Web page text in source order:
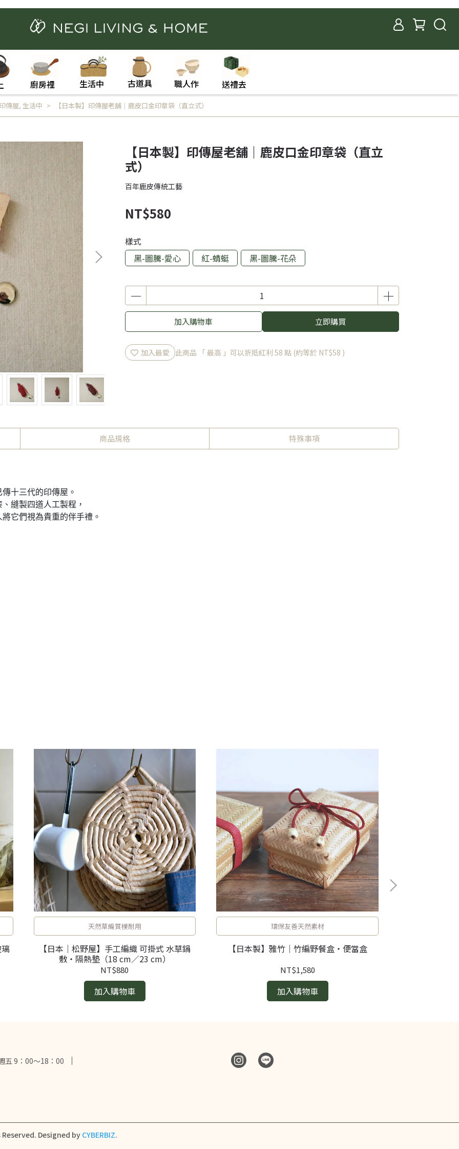
廚房裡 生活中 古道具 職人作 送禮去
傳屋, 生活中 【日本製】印傳屋老舖｜鹿皮口金印章袋（直立式）
【日本製】印傳屋老舖｜鹿皮口金印章袋（直立
式）
百年鹿皮傳統工藝
NT$580
樣式
黑-圖騰-愛心
紅-蜻蜓 黑-圖騰-花朵
加入購物車 立即購買
加入最愛 此商品 「 最高 」可以折抵紅利 58 點 (約等於 NT$58 )
商品規格 特殊事項
十三代的印傳屋。
縫製四道人工製程，
它們視為貴重的伴手禮。
天然草編質樸耐用
【日本｜松野屋】手工編織 可掛式 水草鍋
敷・隔熱墊（18 cm／23 cm）
NT$880
加入購物車
環保友善天然素材
【日本製】雅竹｜竹編野餐盒・便當盒
NT$1,580
加入購物車
五 9：00～18：00
Designed by CYBERBIZ.